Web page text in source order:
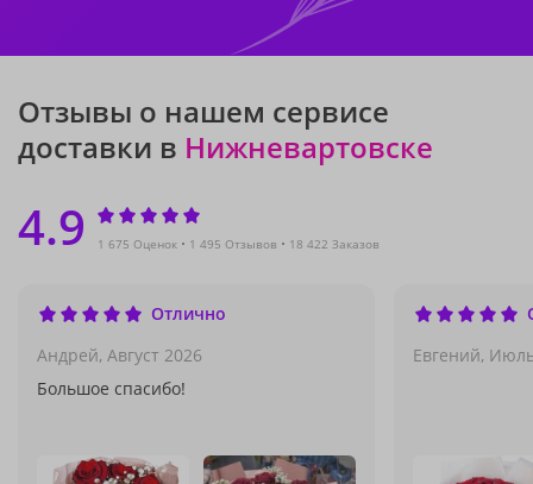
Отзывы о нашем сервисе
доставки в Нижневартовске
4.9 1 675 Оценок 1 495 Отзывов 18 422 Заказов
Отлично
Андрей, Август 2026
Большое спасибо!
Евгений,